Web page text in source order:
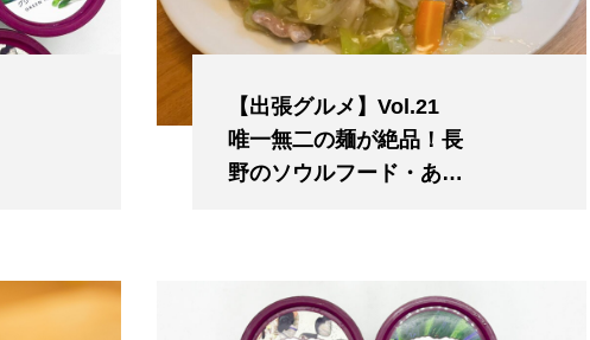
【出張グルメ】Vol.21
唯一無二の麺が絶品！長
野のソウルフード・あん